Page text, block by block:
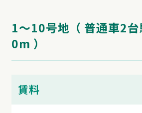
1～10号地（ 普通車2
0m ）
賃料